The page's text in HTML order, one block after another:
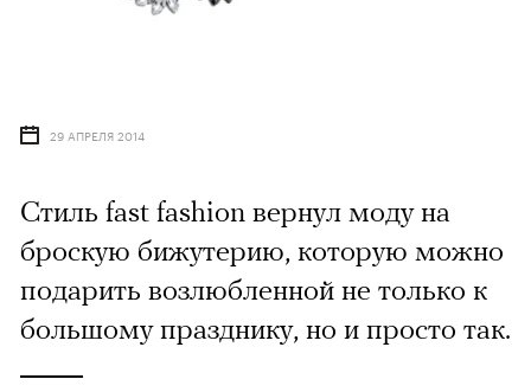
29 АПРЕЛЯ 2014
Стиль fast fashion вернул моду на
броскую бижутерию, которую можно
подарить возлюбленной не только к
большому празднику, но и просто так.